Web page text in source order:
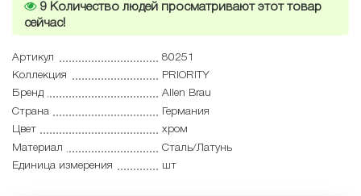
9 Количество людей просматривают этот товар
сейчас!
Артикул
80251
Коллекция
PRIORITY
Бренд
Allen Brau
Страна
Германия
Цвет
хром
Материал
Сталь/Латунь
Единица измерения
шт